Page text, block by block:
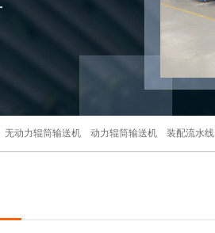
无动力辊筒输送机 动力辊筒输送机 装配流水线